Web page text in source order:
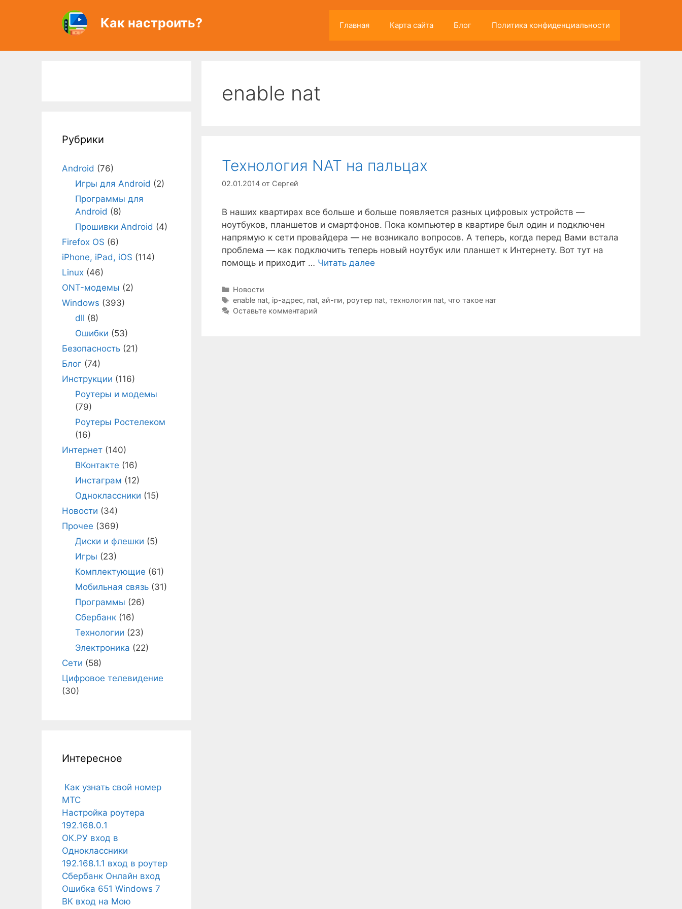
Как настроить? Главная Карта сайта Блог Политика конфиденциальности
enable nat
Технология NAT на пальцах
02.01.2014 от Сергей
В наших квартирах все больше и больше появляется разных цифровых устройств —
ноутбуков, планшетов и смартфонов. Пока компьютер в квартире был один и подключен
напрямую к сети провайдера — не возникало вопросов. А теперь, когда перед Вами встала
проблема — как подключить теперь новый ноутбук или планшет к Интернету. Вот тут на
помощь и приходит … Читать далее
Рубрики
Новости
Метки
enable nat, ip-адрес, nat, ай-пи, роутер nat, технология nat, что такое нат
Оставьте комментарий
Рубрики
Android (76)
Игры для Android (2)
Программы для
Android (8)
Прошивки Android (4)
Firefox OS (6)
iPhone, iPad, iOS (114)
Linux (46)
ONT-модемы (2)
Windows (393)
dll (8)
Ошибки (53)
Безопасность (21)
Блог (74)
Инструкции (116)
Роутеры и модемы
(79)
Роутеры Ростелеком
(16)
Интернет (140)
ВКонтакте (16)
Инстаграм (12)
Одноклассники (15)
Новости (34)
Прочее (369)
Диски и флешки (5)
Игры (23)
Комплектующие (61)
Мобильная связь(31)
Программы (26)
Сбербанк(16)
Технологии (23)
Электроника (22)
Сети (58)
Цифровое телевидение
(30)
Интересное
Как узнать свой номер
МТС
Настройка роутера
192.168.0.1
ОК.РУ вход в
Одноклассники
192.168.1.1 вход в роутер
Сбербанк Онлайн вход
Ошибка 651 Windows 7
ВК вход на Мою